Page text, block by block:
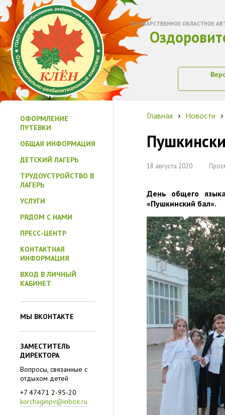
ГОСУДАРСТВЕННОЕ ОБЛАСТНОЕ
ОФОРМЛЕНИЕ
ПУТЕВКИ
ОБЩАЯ ИНФОРМАЦИЯ
ДЕТСКИЙ ЛАГЕРЬ
ТРУДОУСТРОЙСТВО В
ЛАГЕРЬ
УСЛУГИ
РЯДОМ С НАМИ
ПРЕСС-ЦЕНТР
КОНТАКТНАЯ
ИНФОРМАЦИЯ
ВХОД В ЛИЧНЫЙ
КАБИНЕТ
МЫ ВКОНТАКТЕ
ЗАМЕСТИТЕЛЬ
ДИРЕКТОРА
Вопросы, связанные с
отдыхом детей
+7 47471 2-95-20
korchaginpv@inbox.ru
Главная › Новости ›
18 августа 2020
День общего
«Пушкинский бал».
◀